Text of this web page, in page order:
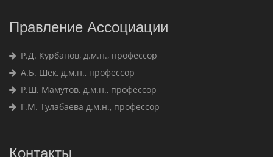
Правление Ассоциации
Р.Д. Курбанов, д.м.н., профессор
А.Б. Шек, д.м.н., профессор
Р.Ш. Мамутов, д.м.н., профессор
Г.М. Тулабаева д.м.н., профессор
Контакты